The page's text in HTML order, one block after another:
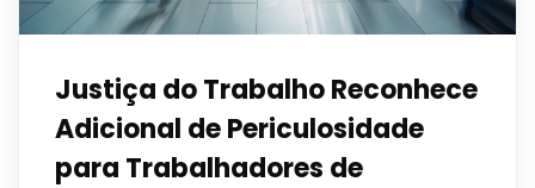
Justiça do Trabalho Reconhece
Adicional de Periculosidade
para Trabalhadores de